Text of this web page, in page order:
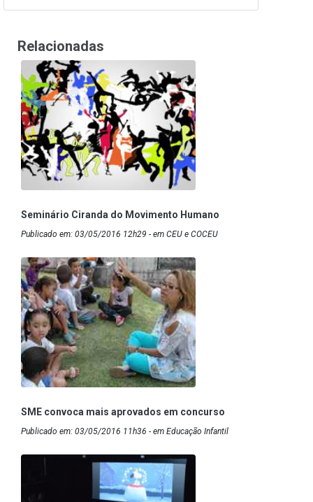
Relacionadas
Seminário Ciranda do Movimento Humano
Publicado em: 03/05/2016 12h29 - em CEU e COCEU
SME convoca mais aprovados em concurso
Publicado em: 03/05/2016 11h36 - em Educação Infantil